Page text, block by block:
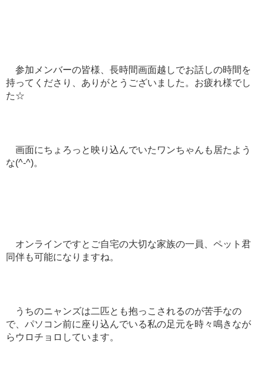
参加メンバーの皆様、長時間画面越しでお話しの時間を
持ってくださり、ありがとうございました。お疲れ様でし
た☆
画面にちょろっと映り込んでいたワンちゃんも居たよう
な(^-^)。
オンラインですとご自宅の大切な家族の一員、ペット君
同伴も可能になりますね。
うちのニャンズは二匹とも抱っこされるのが苦手なの
で、パソコン前に座り込んでいる私の足元を時々鳴きなが
らウロチョロしています。